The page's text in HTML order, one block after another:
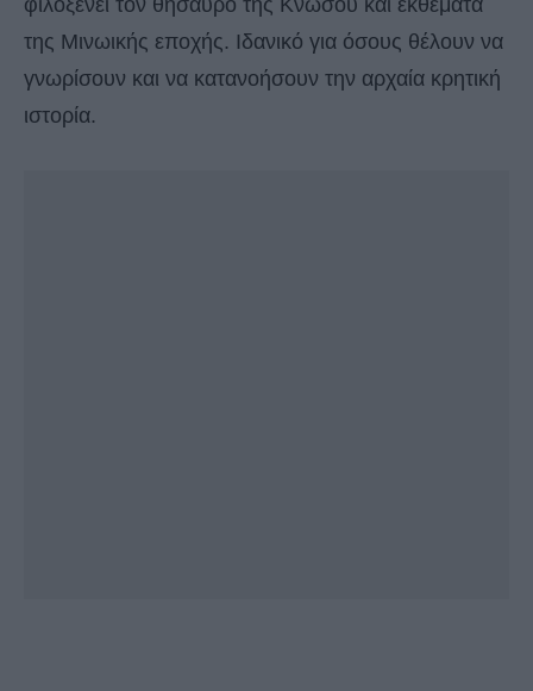
φιλοξενεί τον θησαυρό της Κνωσού και εκθέματα
της Μινωικής εποχής. Ιδανικό για όσους θέλουν να
γνωρίσουν και να κατανοήσουν την αρχαία κρητική
ιστορία.